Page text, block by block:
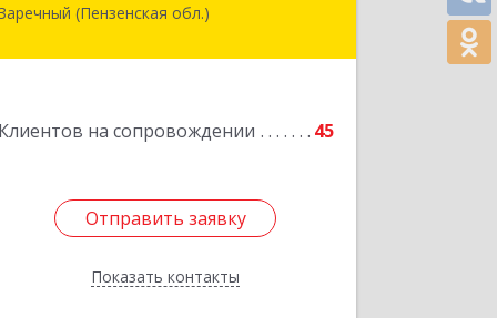
(Пензенская обл.)
Клиентов на сопровождении 45
Отправить заявку
Показать контакты
442960, Пензенская обл, Заречный г,
Отправить заявку
Назад